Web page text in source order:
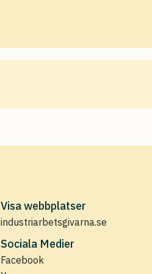
Visa webbplatser
industriarbetsgivarna.se
Sociala Medier
Facebook